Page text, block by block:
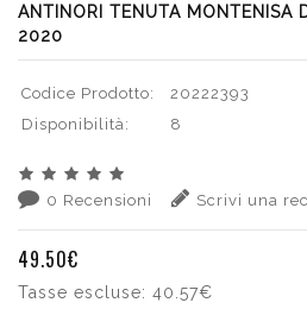
ANTINORI TENUTA MONTENISA
2020
Codice Prodotto:
20222393
Disponibilità:
8
0 Recensioni Scrivi una
49.50€
Tasse escluse: 40.57€